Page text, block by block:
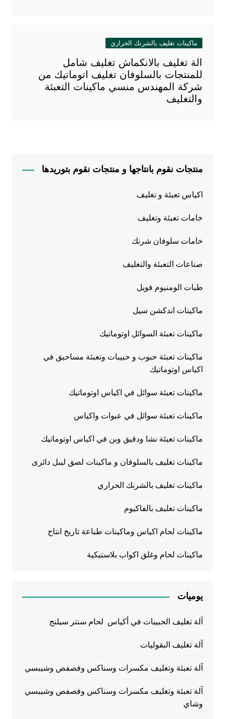
ماكينات تغليف بالشرنك الحراري
الة تغليف بالانكماش تغليف شامل
للمنتجات بالسلوفان تغليف اتوماتيك من
شركة المهندس منسي ماكينات التعبئة
والتغليف
منتجات نقوم بانتاجها و منتجات نقوم بتوريدها
اكياس تعبئة و تغليف
خامات تعبئة وتغليف
خامات سلوفان شرنك
صناعات التعبئة والتغليف
طبات الومنيوم فويل
ماكينات اندكشن سيل
ماكينات تعبئة السوائل اوتوماتيك
ماكينات تعبئة حبوب و حبيبات وتعبئة مساحيق في
اكياس اوتوماتيك
ماكينات تعبئة سوائل في اكياس اوتوماتيك
ماكينات تعبئة سوائل في عبوات واكياس
ماكينات تعبئة نشا ودقيق وبن في اكياس اوتوماتيك
ماكينات تغليف بالسلوفان و ماكينات لصق ليبل دائرى
ماكينات تغليف بالشرنك الحراري
ماكينات تغليف بالفاكيوم
ماكينات لحام اكياس وماكينات طباعة تاريخ انتاج
ماكينات لحام وغلق اكواب بلاستيكية
يوميات
آلة تغليف الحبيبات في أكياس لحام سنتر سيلنج
آلة تغليف البقوليات
آلة تعبئة وتغليف مكسرات وسناكس وفصفص وشيبسي
آلة تعبئة وتغليف مكسرات وسناكس وفصفص وشيبسي
وشاي